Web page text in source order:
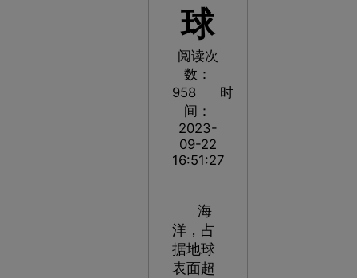
球
阅读次
数：
958
时
间：
2023-
09-22
16:51:27
海
洋，占
据地球
表面超